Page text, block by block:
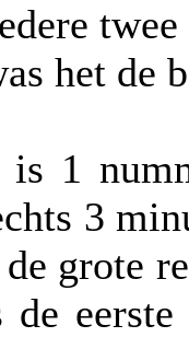
het de
is 1
3
grote
de